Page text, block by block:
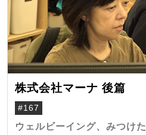
株式会社マーナ 後篇
#167
ウェルビーイング、みつけた